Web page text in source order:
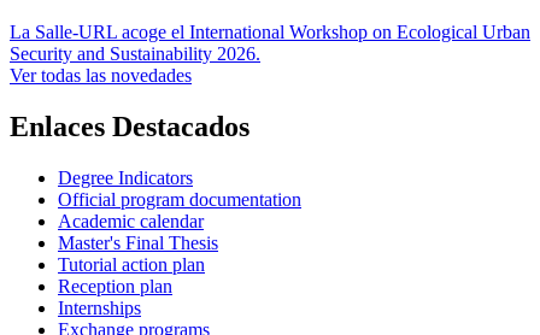
La Salle-URL acoge el International Workshop on Ecological Urban
Security and Sustainability 2026.
Ver todas las novedades
Enlaces Destacados
Degree Indicators
Official program documentation
Academic calendar
Master's Final Thesis
Tutorial action plan
Reception plan
Internships
Exchange programs